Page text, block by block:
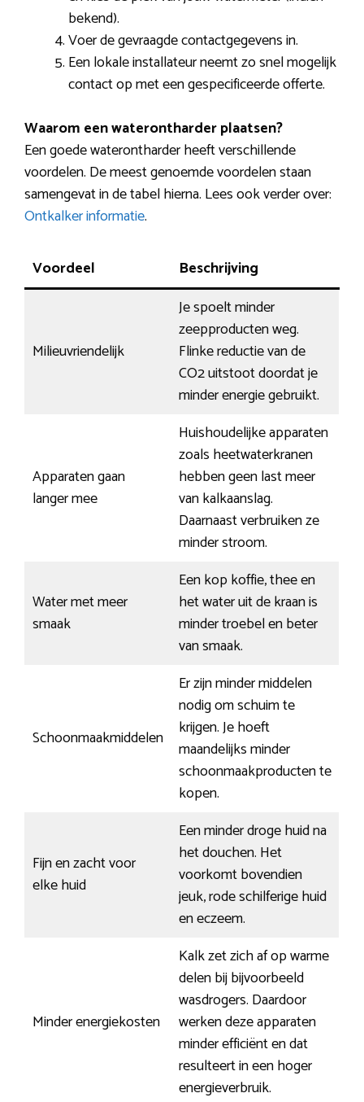
bekend).
Voer de gevraagde contactgegevens in.
Een lokale installateur neemt zo snel mogelijk
contact op met een gespecificeerde offerte.
Waarom een waterontharder plaatsen?
Een goede waterontharder heeft verschillende
voordelen. De meest genoemde voordelen staan
samengevat in de tabel hierna. Lees ook verder over:
Ontkalker informatie.
Voordeel Beschrijving
Milieuvriendelijk
Je spoelt minder
zeepproducten weg.
Flinke reductie van de
CO2 uitstoot doordat je
minder energie gebruikt.
Apparaten gaan
langer mee
Huishoudelijke apparaten
zoals heetwaterkranen
hebben geen last meer
van kalkaanslag.
Daarnaast verbruiken ze
minder stroom.
Water met meer
smaak
Een kop koffie, thee en
het water uit de kraan is
minder troebel en beter
van smaak.
Schoonmaakmiddelen
Er zijn minder middelen
nodig om schuim te
krijgen. Je hoeft
maandelijks minder
schoonmaakproducten te
kopen.
Fijn en zacht voor
elke huid
Een minder droge huid na
het douchen. Het
voorkomt bovendien
jeuk, rode schilferige huid
en eczeem.
Minder energiekosten
Kalk zet zich af op warme
delen bij bijvoorbeeld
wasdrogers. Daardoor
werken deze apparaten
minder efficiënt en dat
resulteert in een hoger
energieverbruik.